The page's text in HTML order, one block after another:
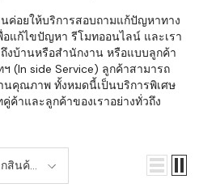
ค่อยให้บริการสอบถามแก้ปัญหาทาง
แก้ไขปัญหา รีโมทออนไลน์ และเรา
งบ้านหรือสำนักงาน หรือแบบลูกค้า
(In side Service) ลูกค้าสามารถ
นคุณภาพ ทั้งหมดนี้เป็นบริการพิเศษ
ค้าและลูกค้าของเราอย่างทั่วถึง
กสินค้า